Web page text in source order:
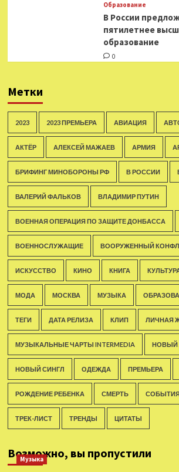
Образование
В России
пятилетнее
образование
0
Метки
2023 2023 ПРЕМЬЕРА АВИАЦИЯ
АКТЁР АЛЕКСЕЙ МАЖАЕВ АРМИЯ
БРИФИНГ МИНОБОРОНЫ РФ В РОССИИ
ВАЛЕРИЙ ФАЛЬКОВ ВЛАДИМИР ПУТИН
ВОЕННАЯ ОПЕРАЦИЯ ПО ЗАЩИТЕ ДОНБАССА
ВОЕННОСЛУЖАЩИЕ ВООРУЖЕННЫЙ
ИСКУССТВО КИНО КНИГА
МОДА МОСКВА МУЗЫКА
ТЕГИ ДАТА РЕЛИЗА КЛИП ЛИЧНАЯ
МУЗЫКАЛЬНЫЕ ЧАРТЫ INTERMEDIA НОВЫЙ
НОВЫЙ СИНГЛ ОДЕЖДА ПРЕМЬЕРА
РОЖДЕНИЕ РЕБЕНКА СМЕРТЬ
ТРЕК-ЛИСТ ТРЕНДЫ ЦИТАТЫ
Возможно, вы пропустили
Музыка